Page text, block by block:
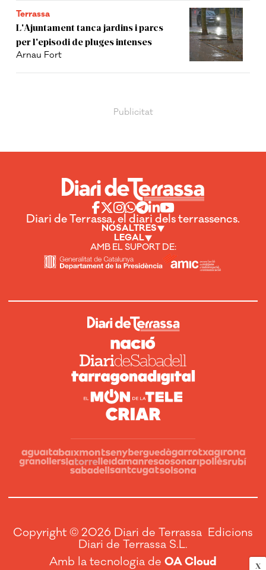
X
Terrassa
L'Ajuntament tanca jardins i parcs
per l'episodi de pluges intenses
Arnau Fort
Diari de Terrassa, el diari dels terrassencs.
NOSALTRES
LEGAL
AMB EL SUPORT DE:
Copyright © 2026 Diari de Terrassa Edicions
Diari de Terrassa S.L.
Amb la tecnologia de OA Cloud